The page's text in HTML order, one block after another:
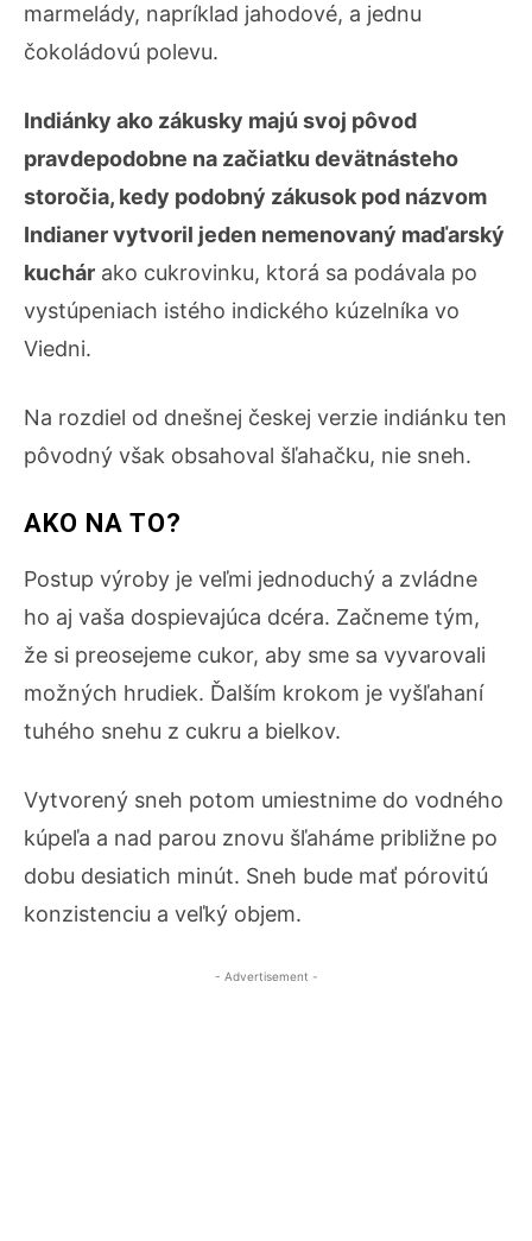
marmelády, napríklad jahodové, a jednu
čokoládovú polevu.
Indiánky ako zákusky majú svoj pôvod
pravdepodobne na začiatku devätnásteho
storočia, kedy podobný zákusok pod názvom
Indianer vytvoril jeden nemenovaný maďarský
kuchár ako cukrovinku, ktorá sa podávala po
vystúpeniach istého indického kúzelníka vo
Viedni.
Na rozdiel od dnešnej českej verzie indiánku ten
pôvodný však obsahoval šľahačku, nie sneh.
AKO NA TO?
Postup výroby je veľmi jednoduchý a zvládne
ho aj vaša dospievajúca dcéra. Začneme tým,
že si preosejeme cukor, aby sme sa vyvarovali
možných hrudiek. Ďalším krokom je vyšľahaní
tuhého snehu z cukru a bielkov.
Vytvorený sneh potom umiestnime do vodného
kúpeľa a nad parou znovu šľaháme približne po
dobu desiatich minút. Sneh bude mať pórovitú
konzistenciu a veľký objem.
- Advertisement -